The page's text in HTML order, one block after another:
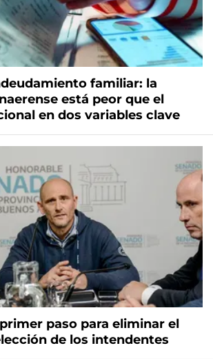
familiar: la
está peor que el
en dos variables clave
paso para eliminar el
de los intendentes